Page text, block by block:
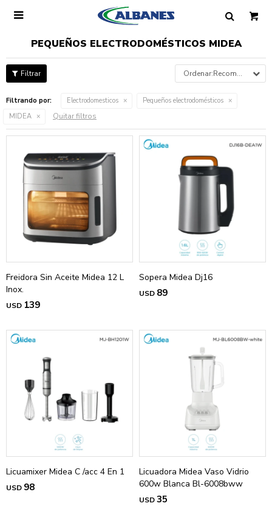

PEQUEÑOS ELECTRODOMÉSTICOS MIDEA
Recomendados
Filtrando por: Electrodomesticos
Pequeños electrodomésticos
MIDEA
Quitar filtros
Freidora Sin Aceite Midea 12 L
Inox.
USD 139
Sopera Midea Dj16
USD 89
Licuamixer Midea C /acc 4 En 1
USD 98
Licuadora Midea Vaso Vidrio
600w Blanca Bl-6008bww
USD35